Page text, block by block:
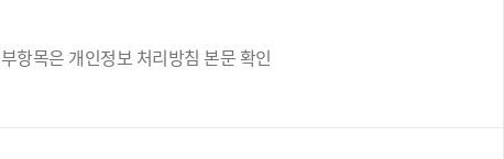
항목은 개인정보 처리방침 본문 확인